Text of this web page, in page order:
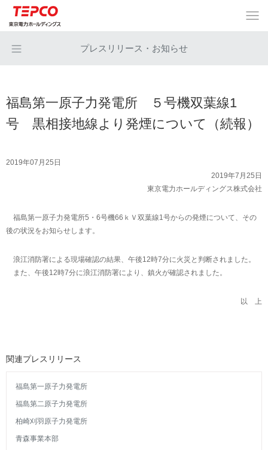
プレスリリース・お知らせ
福島第一原子力発電所 ５号機双葉線1
号 黒相接地線より発煙について（続報）
2019年07月25日
2019年7月25日
東京電力ホールディングス株式会社
福島第一原子力発電所5・6号機66ｋＶ双葉線1号からの発煙について、その
後の状況をお知らせします。
浪江消防署による現場確認の結果、午後12時7分に火災と判断されました。
また、午後12時7分に浪江消防署により、鎮火が確認されました。
以 上
関連プレスリリース
福島第一原子力発電所
福島第二原子力発電所
柏崎刈羽原子力発電所
青森事業本部